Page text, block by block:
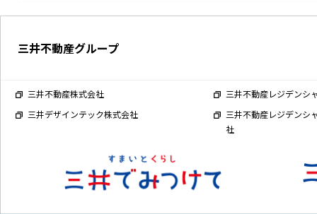
三井不動産グループ
三井不動産株式会社
三井不動産レジデンシ
三井デザインテック株式会社
三井不動産レジデンシ
社